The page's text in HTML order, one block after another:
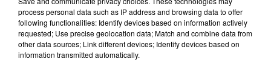
13 avril 2022
ZAZ SERA EDITH PIAF DANS UNE
COMÉDIE MUSICALE EN 2025 !
La comédie musicale sur Edith Piaf
avec Zaz partira aux Etats-Unis. Le
process personal data such as IP address and browsing data to offer
following functionalities: Identify devices based on information actively
requested; Use precise geolocation data; Match and combine data from
other data sources; Link different devices; Identify devices based on
information transmitted automatically.